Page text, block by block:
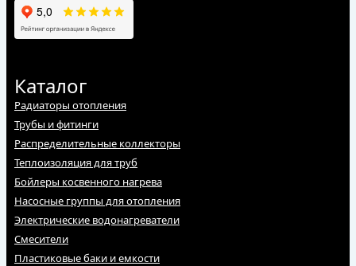
Каталог
Радиаторы отопления
Трубы и фитинги
Распределительные коллекторы
Теплоизоляция для труб
Бойлеры косвенного нагрева
Насосные группы для отопления
Электрические водонагреватели
Смесители
Пластиковые баки и емкости